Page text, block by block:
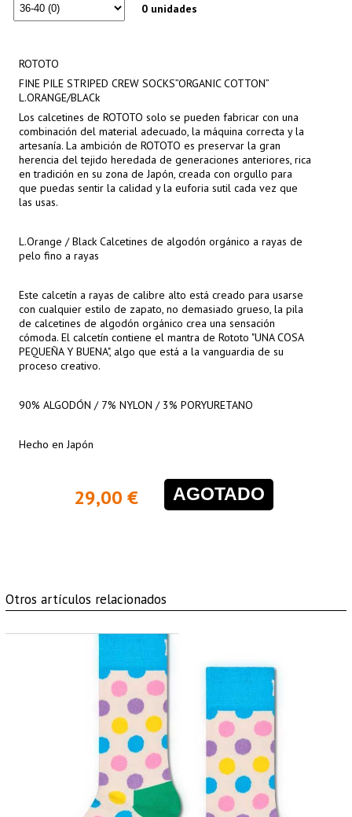
0 unidades
ROTOTO
FINE PILE STRIPED CREW SOCKS”ORGANIC COTTON”
L.ORANGE/BLACk
Los calcetines de ROTOTO solo se pueden fabricar con una
combinación del material adecuado, la máquina correcta y la
artesanía. La ambición de ROTOTO es preservar la gran
herencia del tejido heredada de generaciones anteriores, rica
en tradición en su zona de Japón, creada con orgullo para
que puedas sentir la calidad y la euforia sutil cada vez que
las usas.
L.Orange / Black Calcetines de algodón orgánico a rayas de
pelo fino a rayas
Este calcetín a rayas de calibre alto está creado para usarse
con cualquier estilo de zapato, no demasiado grueso, la pila
de calcetines de algodón orgánico crea una sensación
cómoda. El calcetín contiene el mantra de Rototo "UNA COSA
PEQUEÑA Y BUENA", algo que está a la vanguardia de su
proceso creativo.
90% ALGODÓN / 7% NYLON / 3% PORYURETANO
Hecho en Japón
29,00 € AGOTADO
Otros artículos relacionados